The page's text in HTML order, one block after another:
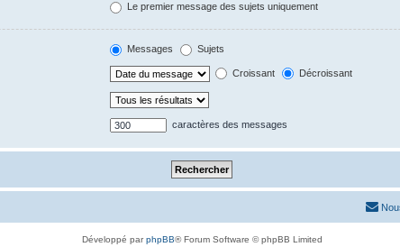
Le premier message des sujets uniquement
Messages Sujets
Croissant Décroissant
caractères des messages
Développé parphpBB® Forum Software © phpBB Limited